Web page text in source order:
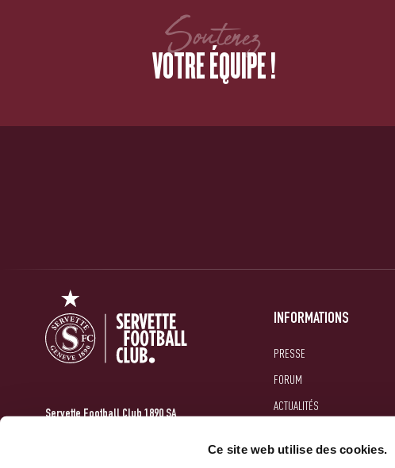
Ce site web utilise des cookies.
Soutenez
VOTRE ÉQUIPE !
Servette Football Club 1890 SA
INFORMATIONS
PRESSE
FORUM
ACTUALITÉS